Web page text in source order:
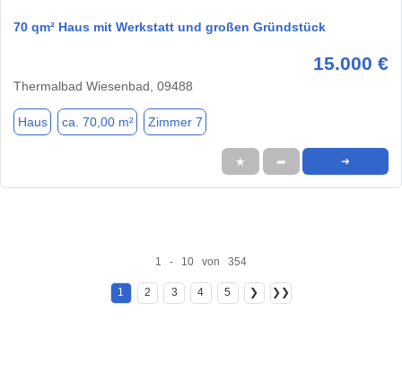
70 qm² Haus mit Werkstatt und großen Gründstück
15.000 €
Thermalbad Wiesenbad, 09488
Haus ca. 70,00 m² Zimmer 7
★ ➦ ➜
1 - 10 von 354
1 2 3 4 5 ❯ ❯❯